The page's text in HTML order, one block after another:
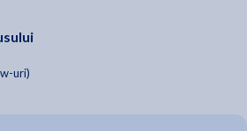
uri)